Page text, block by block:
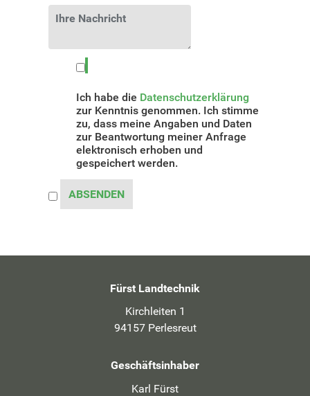
Ich habe die Datenschutzerklärung
zur Kenntnis genommen. Ich stimme
zu, dass meine Angaben und Daten
zur Beantwortung meiner Anfrage
elektronisch erhoben und
gespeichert werden.
ABSENDEN
Fürst Landtechnik
Kirchleiten 1
94157 Perlesreut
Geschäftsinhaber
Karl Fürst